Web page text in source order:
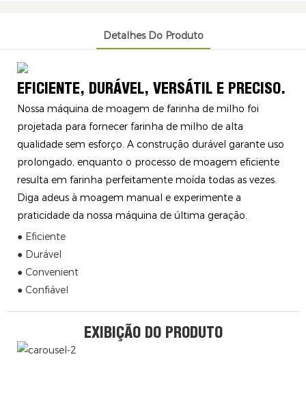
Detalhes Do Produto
EFICIENTE, DURÁVEL, VERSÁTIL E PRECISO.
Nossa máquina de moagem de farinha de milho foi
projetada para fornecer farinha de milho de alta
qualidade sem esforço. A construção durável garante uso
prolongado, enquanto o processo de moagem eficiente
resulta em farinha perfeitamente moída todas as vezes.
Diga adeus à moagem manual e experimente a
praticidade da nossa máquina de última geração.
● Eficiente
● Durável
● Convenient
● Confiável
EXIBIÇÃO DO PRODUTO